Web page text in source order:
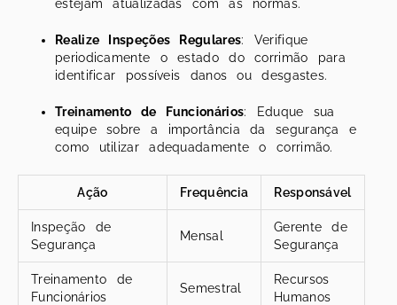
estejam atualizadas com as normas.
Realize Inspeções Regulares: Verifique
periodicamente o estado do corrimão para
identificar possíveis danos ou desgastes.
Treinamento de Funcionários: Eduque sua
equipe sobre a importância da segurança e
como utilizar adequadamente o corrimão.
Ação Frequência Responsável
Inspeção de
Segurança
Mensal
Gerente de
Segurança
Treinamento de
Funcionários
Semestral
Recursos
Humanos